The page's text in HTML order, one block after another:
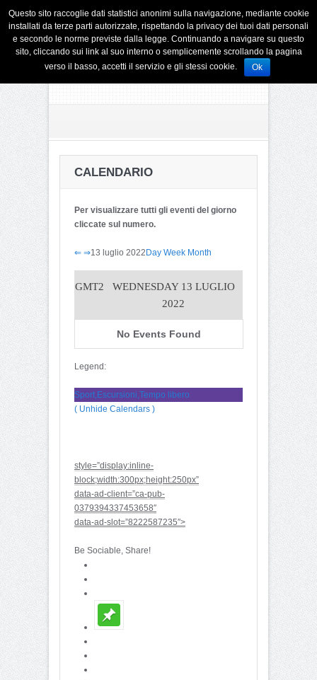
CALENDARIO
Per visualizzare tutti gli eventi del giorno
cliccate sul numero.
⇐ ⇒13 luglio 2022Day Week Month
GMT2
WEDNESDAY 13 LUGLIO
2022
No Events Found
Legend:
Sport,Escursioni,Tempo libero
( Unhide Calendars )
style=”display:inline-
block;width:300px;height:250px”
data-ad-client=”ca-pub-
0379394337453658″
data-ad-slot=”8222587235″>
Be Sociable, Share!
Questo sito raccoglie dati statistici anonimi sulla navigazione, mediante cookie
installati da terze parti autorizzate, rispettando la privacy dei tuoi dati personali
e secondo le norme previste dalla legge. Continuando a navigare su questo
sito, cliccando sui link al suo interno o semplicemente scrollando la pagina
verso il basso, accetti il servizio e gli stessi cookie.
Ok